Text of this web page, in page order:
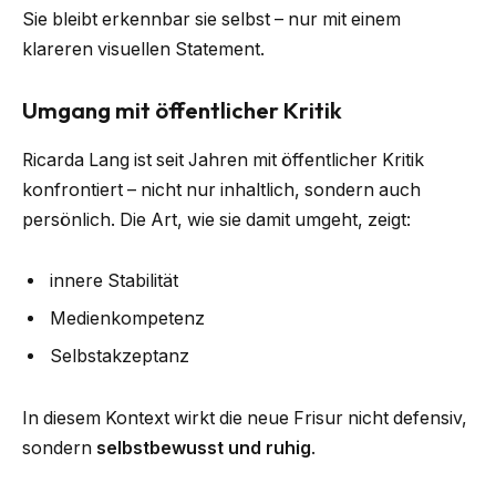
Sie bleibt erkennbar sie selbst – nur mit einem
klareren visuellen Statement.
Umgang mit öffentlicher Kritik
Ricarda Lang ist seit Jahren mit öffentlicher Kritik
konfrontiert – nicht nur inhaltlich, sondern auch
persönlich. Die Art, wie sie damit umgeht, zeigt:
innere Stabilität
Medienkompetenz
Selbstakzeptanz
In diesem Kontext wirkt die neue Frisur nicht defensiv,
sondern selbstbewusst und ruhig.